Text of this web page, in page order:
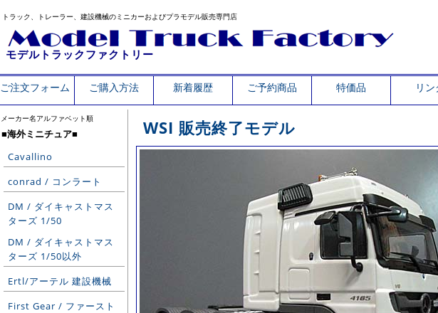
トラック、トレーラー、建設機械のミニカーおよびプラモデル販売専門店
モデルトラックファクトリー
ご注文フォーム ご購入方法 新着履歴 ご予約商品 特価品 リン
メーカー名アルファベット順
■海外ミニチュア■
Cavallino
conrad / コンラート
DM / ダイキャストマス
ターズ 1/50
DM / ダイキャストマス
ターズ 1/50以外
Ertl/アーテル 建設機械
First Gear / ファースト
WSI 販売終了モデル